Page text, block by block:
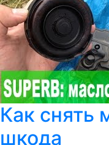
Как снять
шкода